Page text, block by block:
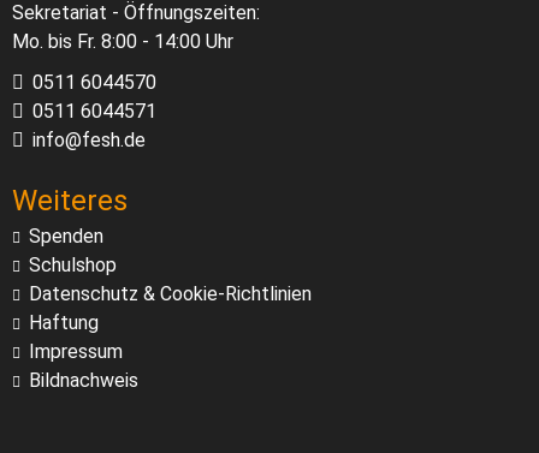
Sekretariat - Öffnungszeiten:
Mo. bis Fr. 8:00 - 14:00 Uhr
0511 6044570
0511 6044571
info@fesh.de
Weiteres
Spenden
Schulshop
Datenschutz & Cookie-Richtlinien
Haftung
Impressum
Bildnachweis